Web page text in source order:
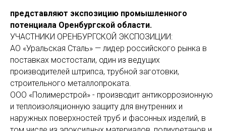
представляют экспозицию промышленного
потенциала Оренбургской области.
УЧАСТНИКИ ОРЕНБУРГСКОЙ ЭКСПОЗИЦИИ:
АО «Уральская Сталь» — лидер российского рынка в
поставках мостостали, один из ведущих
производителей штрипса, трубной заготовки,
строительного металлопроката.
ООО «Полимерстрой» - производит антикоррозионную
и теплоизоляционную защиту для внутренних и
наружных поверхностей труб и фасонных изделий, в